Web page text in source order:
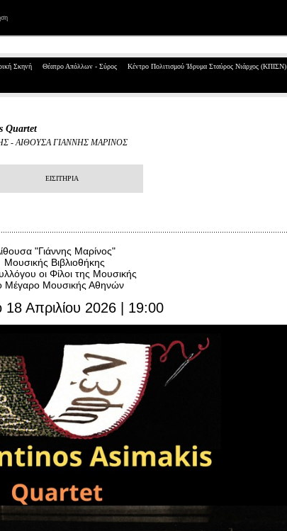
Σκηνή Θέατρο Απόλλων - Σύρος Κέντρο Πολιτισμού Ίδρυμα Σταύρος Νιάρχος (ΚΠΙΣΝ)
Quartet
-ΑΙΘΟΥΣΑ ΓΙΑΝΝΗΣ ΜΑΡΙΝΟΣ
ΕΙΣΙΤΗΡΙΑ
"Γιάννης Μαρίνος"
Μουσικής Βιβλιοθήκης
οι Φίλοι της Μουσικής
Μέγαρο Μουσικής Αθηνών
18 Απριλίου 2026 | 19:00